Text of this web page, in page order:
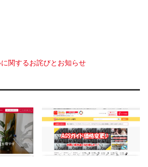
関するお詫びとお知らせ